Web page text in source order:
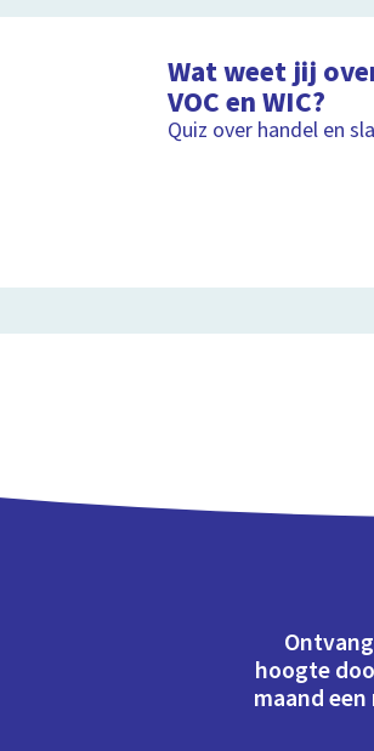
Wat weet jij
VOC en WIC?
Quiz over handel en
hoogte
maand